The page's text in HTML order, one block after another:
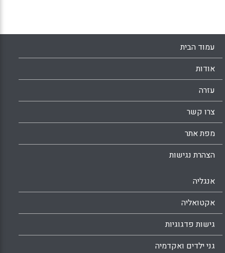
עמוד הבית
אודות
עזרה
צרו קשר
מפת אתר
הצהרת נגישות
אנגליה
אקטואליה
גישות פדגוגיות
גני ילדים ואקדמיה